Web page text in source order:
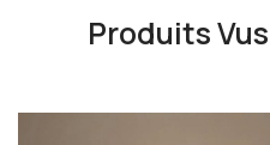
Produits